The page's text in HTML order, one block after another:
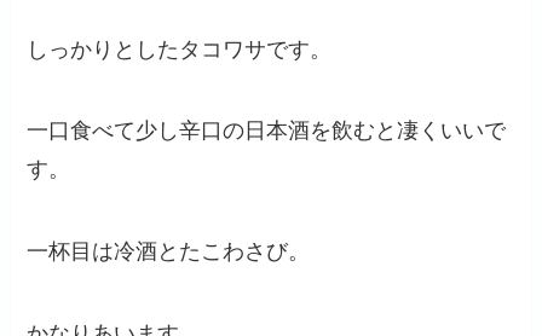
しっかりとしたタコワサです。
一口食べて少し辛口の日本酒を飲むと凄くいいで
す。
一杯目は冷酒とたこわさび。